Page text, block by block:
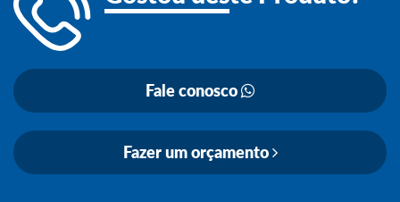
Fale conosco
Fazer um orçamento